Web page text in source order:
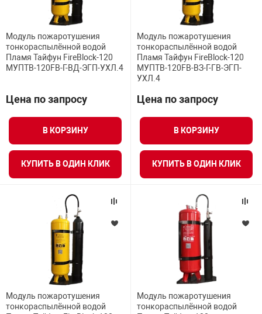
Модуль пожаротушения
тонкораспылённой водой
Пламя Тайфун FireBlock-120
МУПТВ-120FB-Г-ВД-ЭГП-УХЛ.4
Цена по запросу
В КОРЗИНУ
КУПИТЬ В ОДИН КЛИК
Модуль пожаротушения
тонкораспылённой водой
Пламя Тайфун FireBlock-120
МУПТВ-120FB-ВЗ-Г-ГВ-ЭГП-
УХЛ.4
Цена по запросу
В КОРЗИНУ
КУПИТЬ В ОДИН КЛИК
Модуль пожаротушения
тонкораспылённой водой
Модуль пожаротушения
тонкораспылённой водой